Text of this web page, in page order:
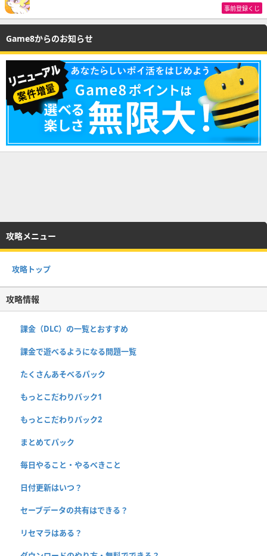
事前登録くじ
Game8からのお知らせ
攻略メニュー
攻略トップ
攻略情報
課金（DLC）の一覧とおすすめ
課金で遊べるようになる問題一覧
たくさんあそべるパック
もっとこだわりパック1
もっとこだわりパック2
まとめてパック
毎日やること・やるべきこと
日付更新はいつ？
セーブデータの共有はできる？
リセマラはある？